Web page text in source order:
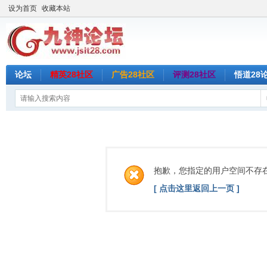
设为首页 收藏本站
论坛 精英28社区 广告28社区 评测28社区 悟道28
抱歉，您指定的用户空间不存
[ 点击这里返回上一页 ]